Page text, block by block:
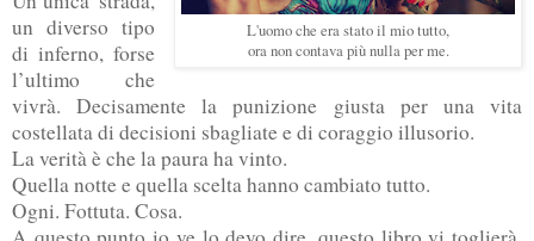
L'uomo che era stato il mio tutto,
ora non contava più nulla per me.
un diverso tipo
di inferno, forse
l’ultimo che
vivrà. Decisamente la punizione giusta per una vita
costellata di decisioni sbagliate e di coraggio illusorio.
La verità è che la paura ha vinto.
Quella notte e quella scelta hanno cambiato tutto.
Ogni. Fottuta. Cosa.